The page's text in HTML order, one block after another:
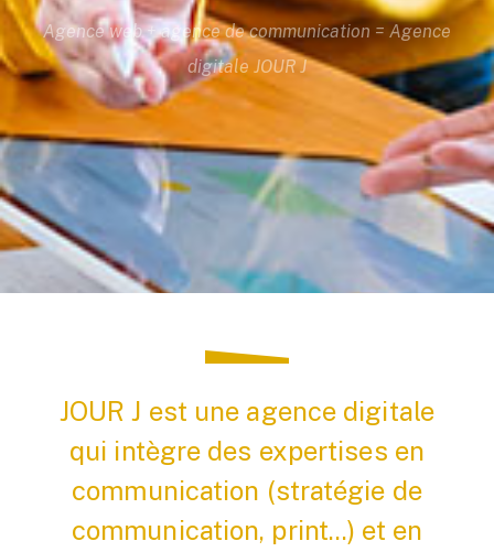
Agence web + agence de communication = Agence
digitale JOUR J
JOUR J est une agence digitale
qui intègre des expertises en
communication (stratégie de
communication, print...) et en